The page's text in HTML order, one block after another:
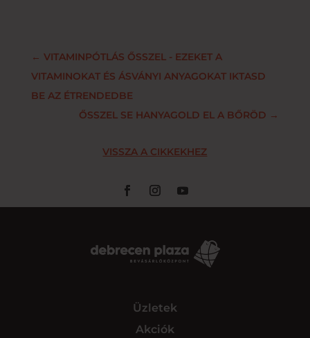
← VITAMINPÓTLÁS ŐSSZEL - EZEKET A
VITAMINOKAT ÉS ÁSVÁNYI ANYAGOKAT IKTASD
BE AZ ÉTRENDEDBE
ŐSSZEL SE HANYAGOLD EL A BŐRÖD →
VISSZA A CIKKEKHEZ
Üzletek
Akciók